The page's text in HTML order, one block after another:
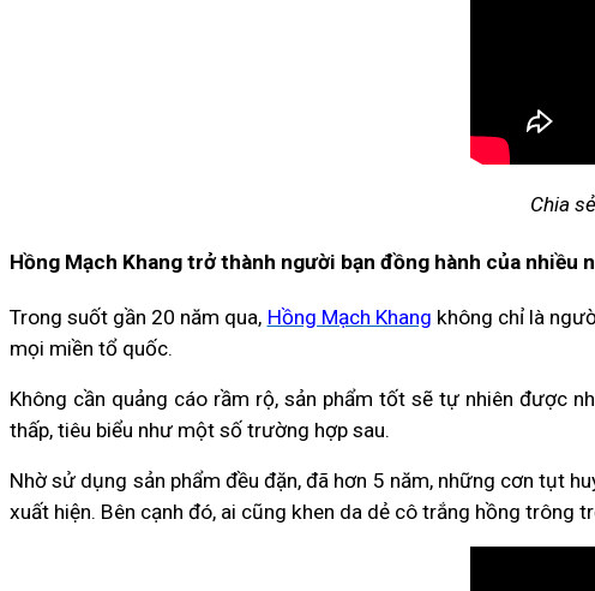
Chia
Hồng Mạch Khang trở thành người bạn đồng hành của nhiều
Trong suốt gần 20 năm qua, Hồng Mạch Khang không chỉ là
mọi miền tổ quốc.
Không cần quảng cáo rầm rộ, sản phẩm tốt sẽ tự nhiên được
thấp, tiêu biểu như một số trường hợp sau.
Nhờ sử dụng sản phẩm đều đặn, đã hơn 5 năm, những cơn tụt
xuất hiện. Bên cạnh đó, ai cũng khen da dẻ cô trắng hồng trông